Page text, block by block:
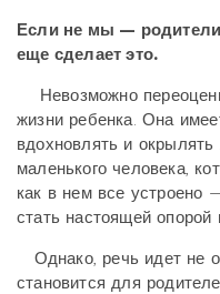
Если не мы — родители
еще сделает это.
Невозможно
жизни ребенка. Она
вдохновлять и
маленького человека,
как в нем все устроено
стать настоящей опорой
Однако, речь идет не о
становится для